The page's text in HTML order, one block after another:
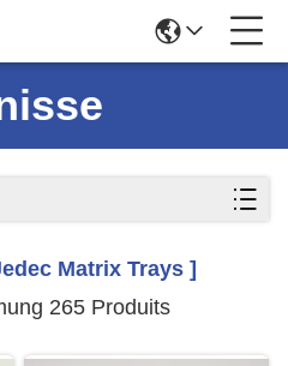
Matrix Trays ]
265 Produits